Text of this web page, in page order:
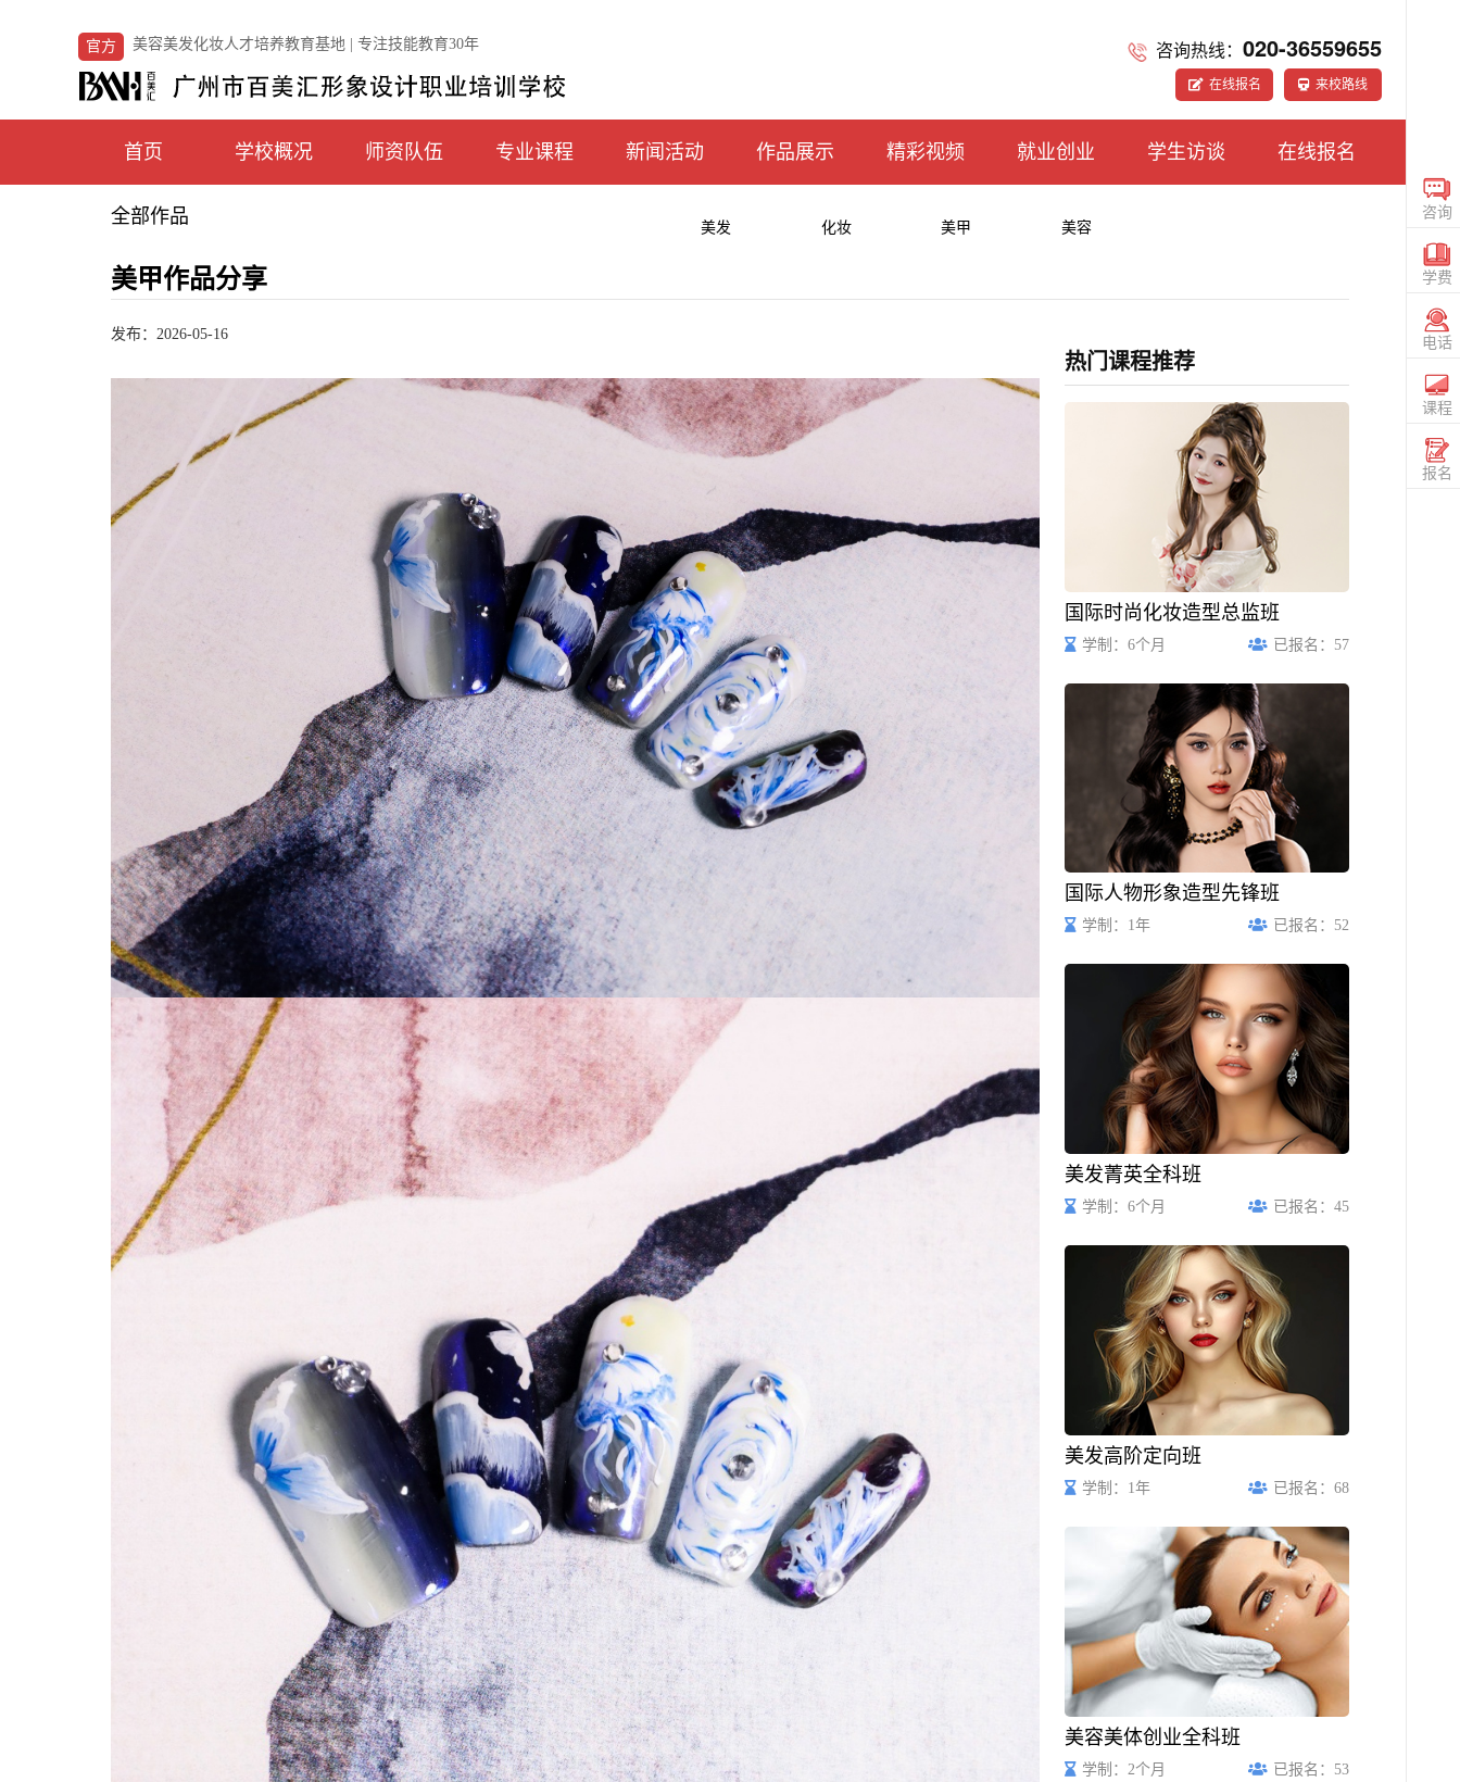
咨询
在线
学费
咨询
电话
020-
课程
查看
课程
SIGN
报名
官方 美容美发化妆人才培养教育基地 | 专注技能教育30年 咨询热线： 020-36559655
在线报名 来校路线
首页 学校概况 师资队伍 专业课程 新闻活动 作品展示 精彩视频 就业创业 学生访谈 在线报名
全部作品
美发 化妆 美甲 美容
美甲作品分享
发布：2026-05-16
热门课程推荐
国际时尚化妆造型总监班
学制：6个月 已报名：57
国际人物形象造型先锋班
学制：1年 已报名：52
美发菁英全科班
学制：6个月 已报名：45
美发高阶定向班
学制：1年 已报名：68
美容美体创业全科班
学制：2个月 已报名：53